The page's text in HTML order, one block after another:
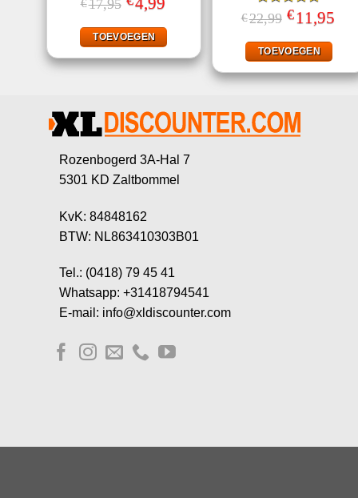
5.00 uit 5
€17,95
prijs
€17,95.€4,99.
TOEVOEGEN
Gewaardeerd
5.00uit 5
€22,99
prijs
€22,99.
€ 11,95
TOEVOEGEN
Rozenbogerd 3A-Hal 7
5301 KD Zaltbommel
KvK: 84848162
BTW: NL863410303B01
Tel.: (0418) 79 45 41
Whatsapp: +31418794541
E-mail: info@xldiscounter.com